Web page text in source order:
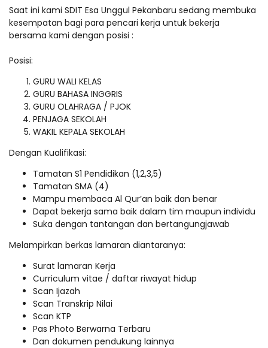
Saat ini kami SDIT Esa Unggul Pekanbaru sedang membuka
kesempatan bagi para pencari kerja untuk bekerja
bersama kami dengan posisi :
Posisi:
GURU WALI KELAS
GURU BAHASA INGGRIS
GURU OLAHRAGA / PJOK
PENJAGA SEKOLAH
WAKIL KEPALA SEKOLAH
Dengan Kualifikasi:
Tamatan S1 Pendidikan (1,2,3,5)
Tamatan SMA (4)
Mampu membaca Al Qur’an baik dan benar
Dapat bekerja sama baik dalam tim maupun individu
Suka dengan tantangan dan bertangungjawab
Melampirkan berkas lamaran diantaranya:
Surat lamaran Kerja
Curriculum vitae / daftar riwayat hidup
Scan Ijazah
Scan Transkrip Nilai
Scan KTP
Pas Photo Berwarna Terbaru
Dan dokumen pendukung lainnya